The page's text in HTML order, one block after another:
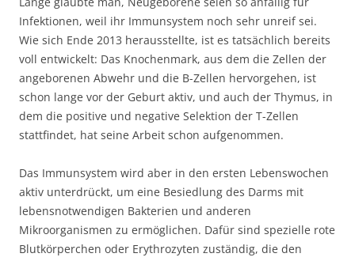
Infektionen, weil ihr Immunsystem noch sehr unreif sei.
Wie sich Ende 2013 herausstellte, ist es tatsächlich bereits
voll entwickelt: Das Knochenmark, aus dem die Zellen der
angeborenen Abwehr und die B-Zellen hervorgehen, ist
schon lange vor der Geburt aktiv, und auch der Thymus, in
dem die positive und negative Selektion der T-Zellen
stattfindet, hat seine Arbeit schon aufgenommen.
Das Immunsystem wird aber in den ersten Lebenswochen
aktiv unterdrückt, um eine Besiedlung des Darms mit
lebensnotwendigen Bakterien und anderen
Mikroorganismen zu ermöglichen. Dafür sind spezielle rote
Blutkörperchen oder Erythrozyten zuständig, die den